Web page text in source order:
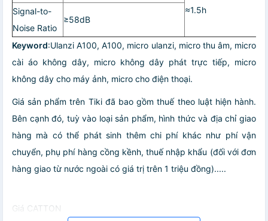
≈1.5h
Signal-to-
Noise Ratio
≥58dB
Keyword:Ulanzi A100, A100, micro ulanzi, micro thu âm, micro
cài áo không dây, micro không dây phát trực tiếp, micro
không dây cho máy ảnh, micro cho điện thoại.
Giá sản phẩm trên Tiki đã bao gồm thuế theo luật hiện hành.
Bên cạnh đó, tuỳ vào loại sản phẩm, hình thức và địa chỉ giao
hàng mà có thể phát sinh thêm chi phí khác như phí vận
chuyển, phụ phí hàng cồng kềnh, thuế nhập khẩu (đối với đơn
hàng giao từ nước ngoài có giá trị trên 1 triệu đồng).....
Giá CATTON